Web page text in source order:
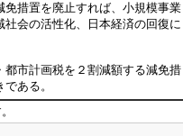
措置を廃止すれば、小規模事業
会の活性化、日本経済の回復に
市計画税を２割減額する減免措
ある。